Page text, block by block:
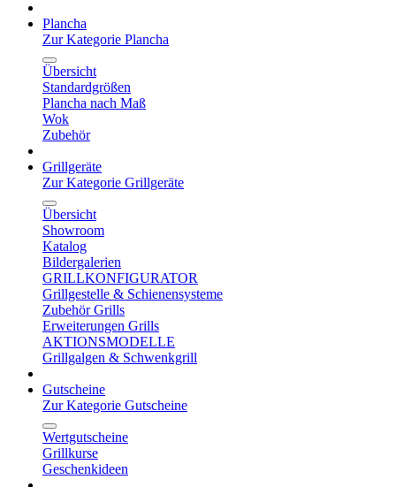
Plancha
Zur Kategorie Plancha
Übersicht
Standardgrößen
Plancha nach Maß
Wok
Zubehör
Grillgeräte
Zur Kategorie Grillgeräte
Übersicht
Showroom
Katalog
Bildergalerien
GRILLKONFIGURATOR
Grillgestelle & Schienensysteme
Zubehör Grills
Erweiterungen Grills
AKTIONSMODELLE
Grillgalgen & Schwenkgrill
Gutscheine
Zur Kategorie Gutscheine
Wertgutscheine
Grillkurse
Geschenkideen